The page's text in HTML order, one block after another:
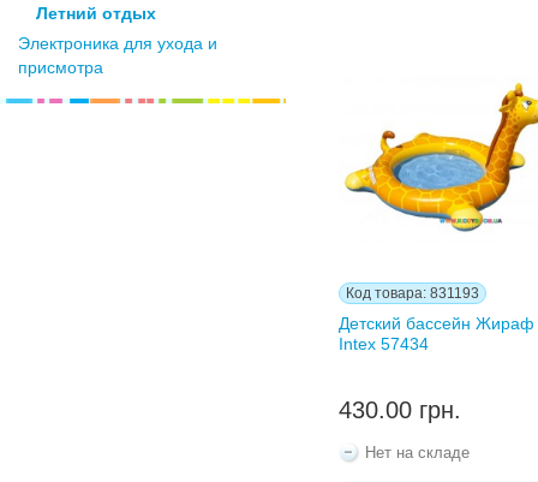
Летний отдых
Электроника для ухода и
присмотра
Код товара: 831193
Детский бассейн Жираф
Intex 57434
430.00 грн.
Нет на складе